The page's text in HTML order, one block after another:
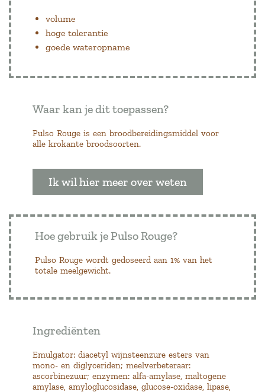
volume
hoge tolerantie
goede wateropname
Waar kan je dit toepassen?
Pulso Rouge is een broodbereidingsmiddel voor
alle krokante broodsoorten.
Ik wil hier meer over weten
Hoe gebruik je Pulso Rouge?
Pulso Rouge wordt gedoseerd aan 1% van het
totale meelgewicht.
Ingrediënten
Emulgator: diacetyl wijnsteenzure esters van
mono- en diglyceriden; meelverbeteraar:
ascorbinezuur; enzymen: alfa-amylase, maltogene
amylase, amyloglucosidase, glucose-oxidase, lipase,